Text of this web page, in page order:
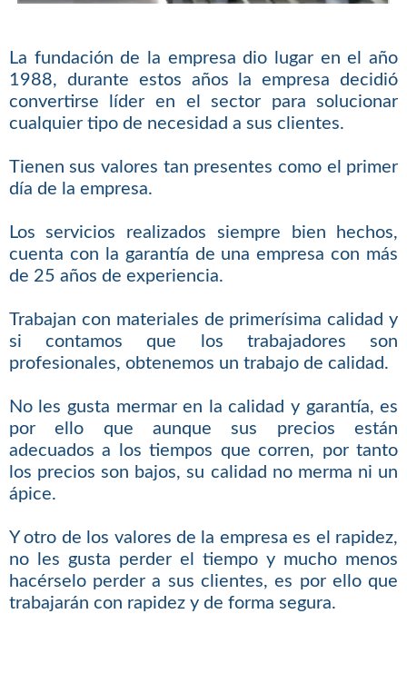
La fundación de la empresa dio lugar en el año
1988, durante estos años la empresa decidió
convertirse líder en el sector para solucionar
cualquier tipo de necesidad a sus clientes.
Tienen sus valores tan presentes como el primer
día de la empresa.
Los servicios realizados siempre bien hechos,
cuenta con la garantía de una empresa con más
de 25 años de experiencia.
Trabajan con materiales de primerísima calidad y
si contamos que los trabajadores son
profesionales, obtenemos un trabajo de calidad.
No les gusta mermar en la calidad y garantía, es
por ello que aunque sus precios están
adecuados a los tiempos que corren, por tanto
los precios son bajos, su calidad no merma ni un
ápice.
Y otro de los valores de la empresa es el rapidez,
no les gusta perder el tiempo y mucho menos
hacérselo perder a sus clientes, es por ello que
trabajarán con rapidez y de forma segura.